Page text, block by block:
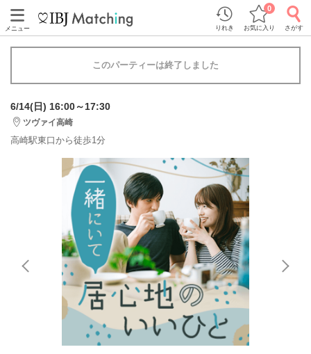
メニュー りれき お気に入り
0
さがす
このパーティーは終了しました
6/14(日) 16:00～17:30
ツヴァイ高崎
高崎駅東口から徒歩1分